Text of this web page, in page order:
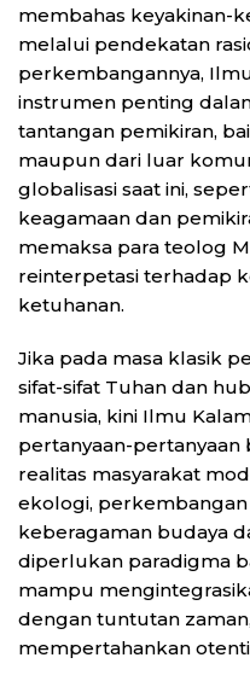
membahas keyakinan-
melalui pendekatan
perkembangannya,
instrumen penting
tantangan pemikiran,
maupun dari luar
globalisasi saat ini,
keagamaan dan
memaksa para teolog
reinterpetasi terhadap
ketuhanan.
Jika pada masa klasik
sifat-sifat Tuhan dan
manusia, kini Ilmu
pertanyaan-
realitas masyarakat
ekologi,
keberagaman budaya
diperlukan paradigma
mampu
dengan tuntutan
mempertahankan